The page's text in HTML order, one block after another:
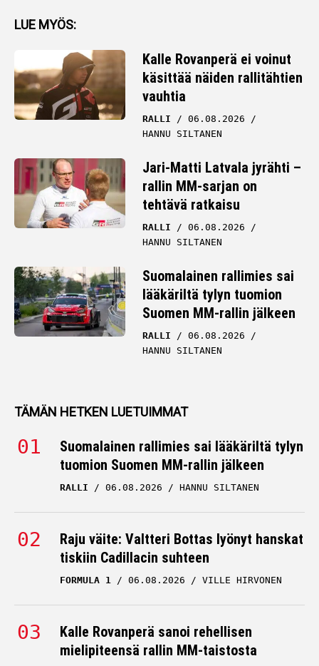
LUE MYÖS:
Kalle Rovanperä ei voinut
käsittää näiden rallitähtien
vauhtia
RALLI
06.08.2026
HANNU SILTANEN
Jari-Matti Latvala jyrähti –
rallin MM-sarjan on
tehtävä ratkaisu
RALLI
06.08.2026
HANNU SILTANEN
Suomalainen rallimies sai
lääkäriltä tylyn tuomion
Suomen MM-rallin jälkeen
RALLI
06.08.2026
HANNU SILTANEN
TÄMÄN HETKEN LUETUIMMAT
Suomalainen rallimies sai lääkäriltä tylyn
tuomion Suomen MM-rallin jälkeen
RALLI 06.08.2026 HANNU SILTANEN
Raju väite: Valtteri Bottas lyönyt hanskat
tiskiin Cadillacin suhteen
FORMULA 1 06.08.2026 VILLE HIRVONEN
Kalle Rovanperä sanoi rehellisen
mielipiteensä rallin MM-taistosta